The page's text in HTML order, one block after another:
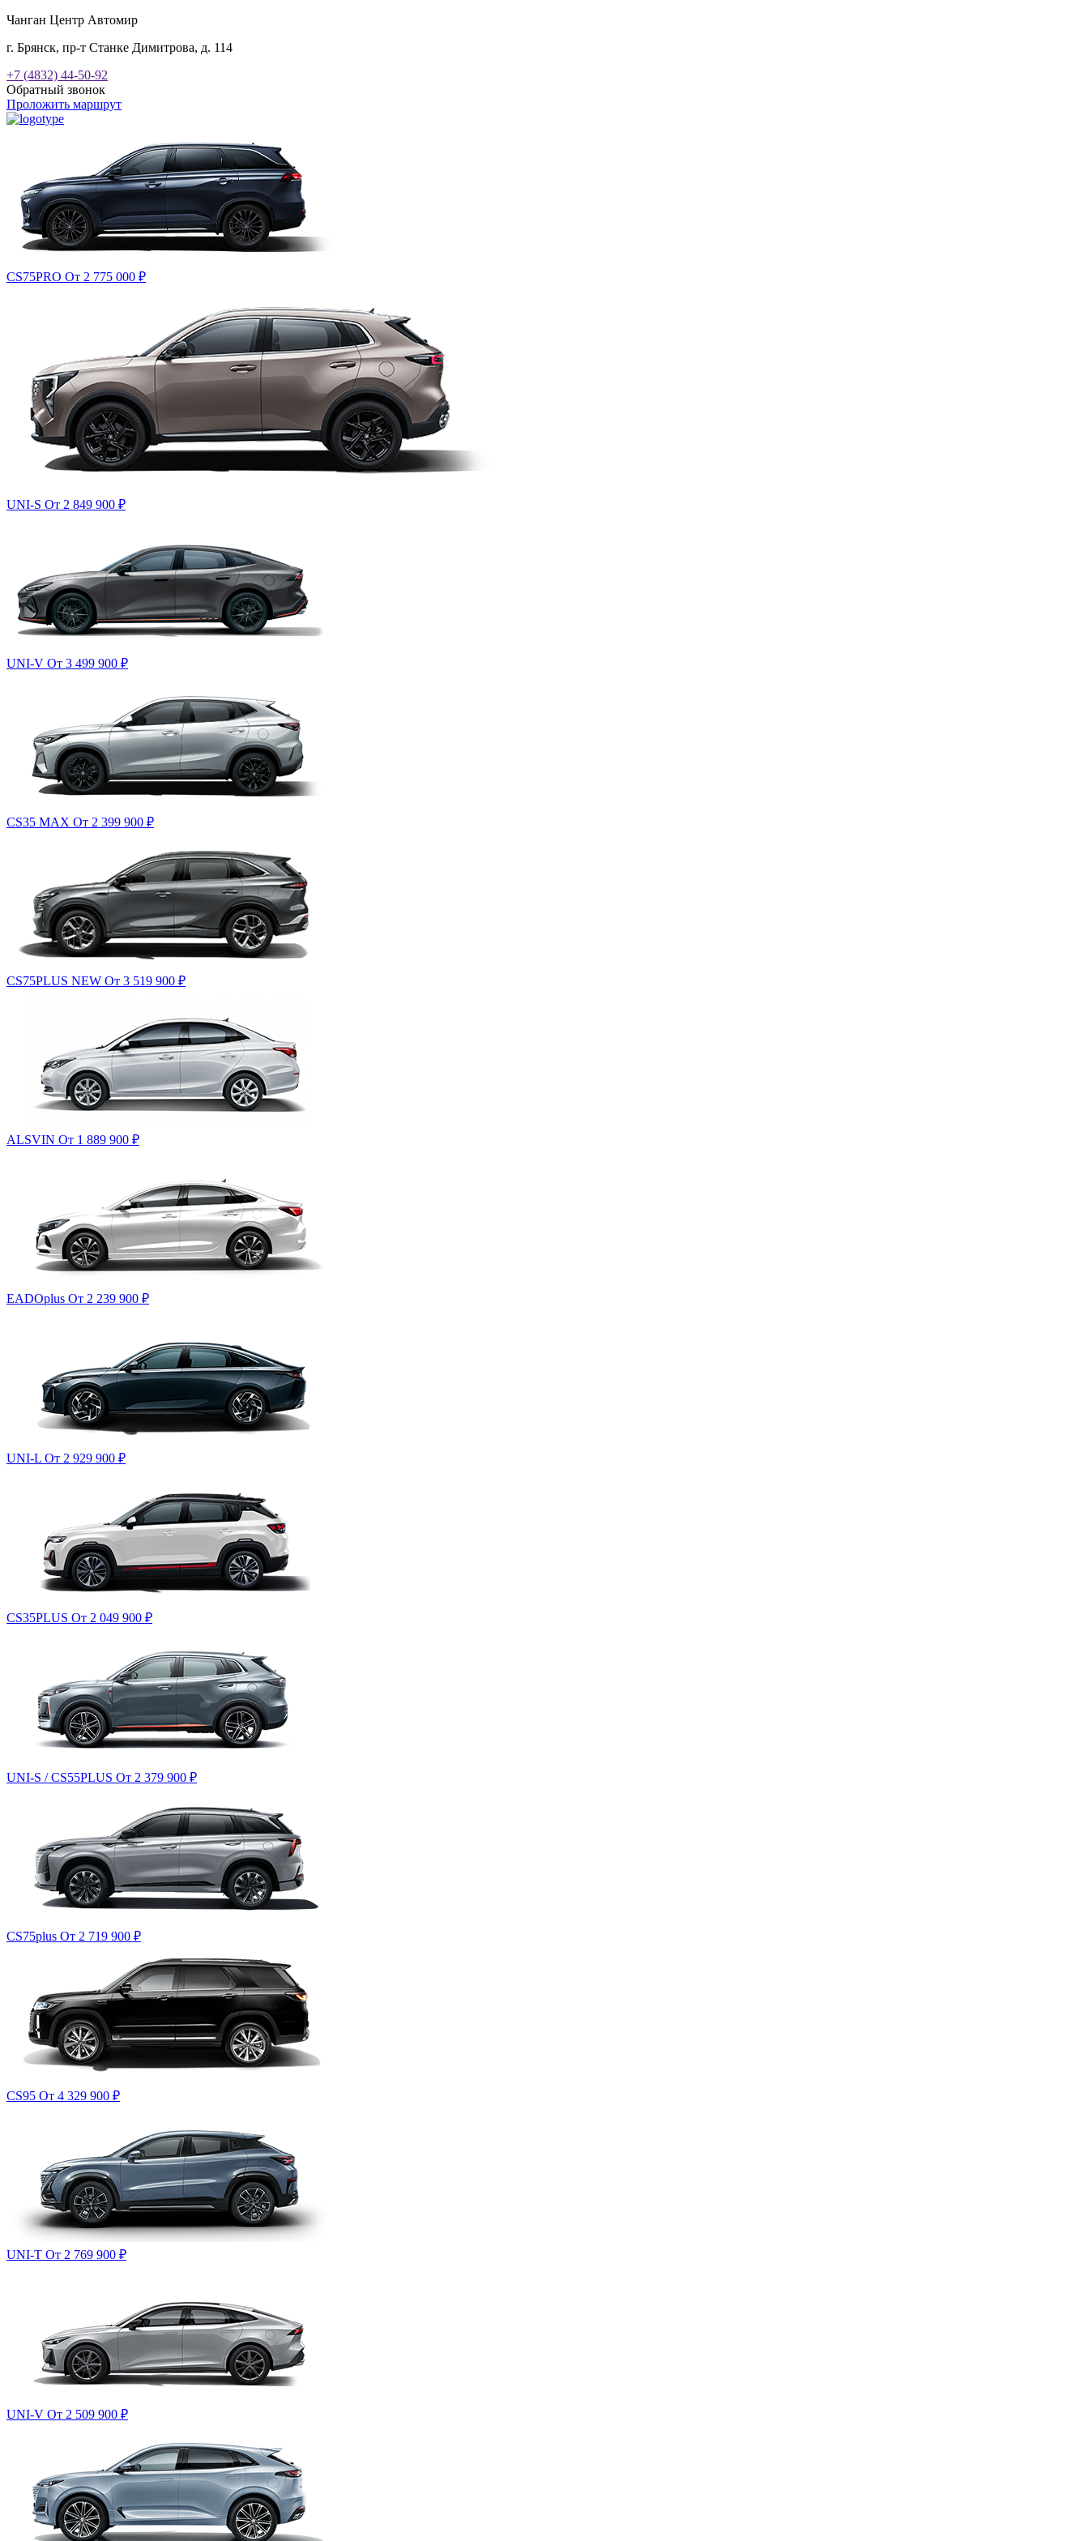
Чанган Центр Автомир
г. Брянск, пр-т Станке Димитрова, д. 114
+7 (4832) 44-50-92
Обратный звонок
Проложить маршрут
CS75PRO От 2 775 000 ₽
UNI-S От 2 849 900 ₽
UNI-V От 3 499 900 ₽
CS35 MAX От 2 399 900 ₽
CS75PLUS NEW От 3 519 900 ₽
ALSVIN От 1 889 900 ₽
EADOplus От 2 239 900 ₽
UNI-L От 2 929 900 ₽
CS35PLUS От 2 049 900 ₽
UNI-S / CS55PLUS От 2 379 900 ₽
CS75plus От 2 719 900 ₽
CS95 От 4 329 900 ₽
UNI-T От 2 769 900 ₽
UNI-V От 2 509 900 ₽